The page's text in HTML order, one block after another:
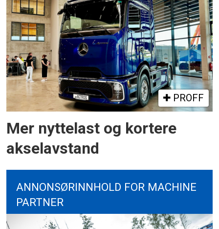
PROFF
Mer nyttelast og kortere
akselavstand
ANNONSØRINNHOLD FOR MACHINE
PARTNER